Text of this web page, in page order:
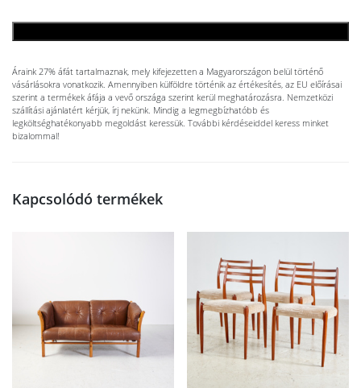
Áraink 27% áfát tartalmaznak, mely kifejezetten a Magyarországon belül történő
vásárlásokra vonatkozik. Amennyiben külföldre történik az értékesítés, az EU előírásai
szerint a termékek áfája a vevő országa szerint kerül meghatározásra. Nemzetközi
szállítási ajánlatért kérjük, írj nekünk. Mindig a legmegbízhatóbb és
legköltséghatékonyabb megoldást keressük. További kérdéseiddel keress minket
bizalommal!
Kapcsolódó termékek